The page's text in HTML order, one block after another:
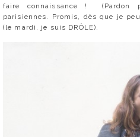
faire connaissance ! (Pardon
parisiennes. Promis, dès que je
(le mardi, je suis DRÔLE).